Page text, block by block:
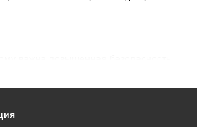
— они защищают корпус и при этом